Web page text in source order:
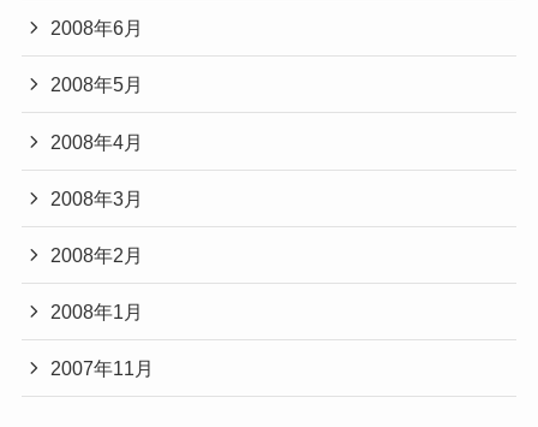
2008年6月
2008年5月
2008年4月
2008年3月
2008年2月
2008年1月
2007年11月